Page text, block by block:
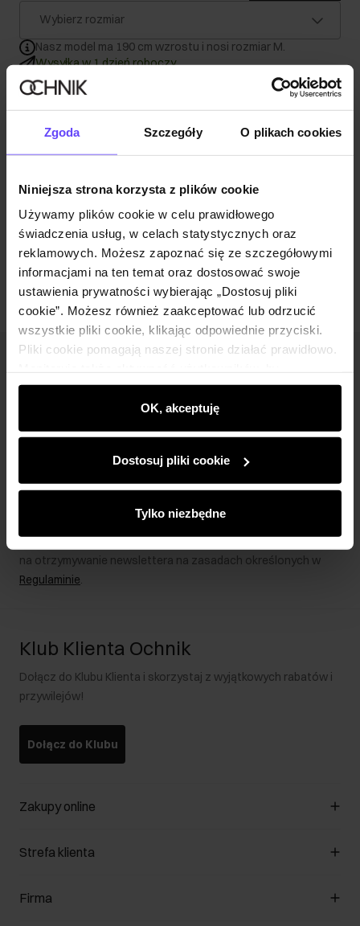
Zgoda Szczegóły O plikach cookies
Niniejsza strona korzysta z plików cookie
Używamy plików cookie w celu prawidłowego
świadczenia usług, w celach statystycznych oraz
reklamowych. Możesz zapoznać się ze szczegółowymi
informacjami na ten temat oraz dostosować swoje
ustawienia prywatności wybierając „Dostosuj pliki
cookie”. Możesz również zaakceptować lub odrzucić
wszystkie pliki cookie, klikając odpowiednie przyciski.
Pliki cookie pomagają naszej stronie działać prawidłowo.
wyświetlać im dopasowane do ich preferencji treści,
rekomendacje oraz komunikaty reklamowe informujące o
najnowszych promocjach w e-sklepie. Informacje o tym,
partnerom społecznościowym, reklamowym i
analitycznym. Partnerzy mogą połączyć te informacje z
podczas korzystania z ich usług.
OK, akceptuję
Dostosuj pliki cookie
Tylko niezbędne
Wybierz rozmiar
Nasz model ma 190 cm wzrostu i nosi rozmiar M.
Wysyłka w 1 dzień roboczy
Opis produktu
Szczegóły
Skład
Opinie
Wprowadzając i zatwierdzając swoje dane wyrażasz zgodę
na otrzymywanie newslettera na zasadach określonych w
Regulaminie.
Klub Klienta Ochnik
Dołącz do Klubu Klienta i skorzystaj z wyjątkowych rabatów i
przywilejów!
Dołącz do Klubu
Zakupy online
Zarządzaj cookies
Formy płatności
Strefa klienta
Klub Klienta
Firma